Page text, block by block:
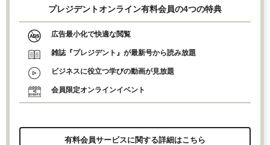
プレジデントオンライン有料会員の4つの特典
広告最小化で快適な閲覧
雑誌『プレジデント』が最新号から読み放題
ビジネスに役立つ学びの動画が見放題
会員限定オンラインイベント
有料会員サービスに関する詳細はこちら